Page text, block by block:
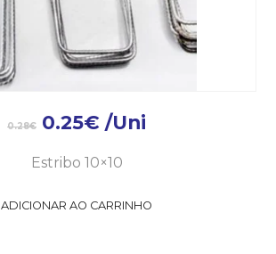
0.28€ 0.25€ /Uni
Estribo 10×10
ADICIONAR AO CARRINHO